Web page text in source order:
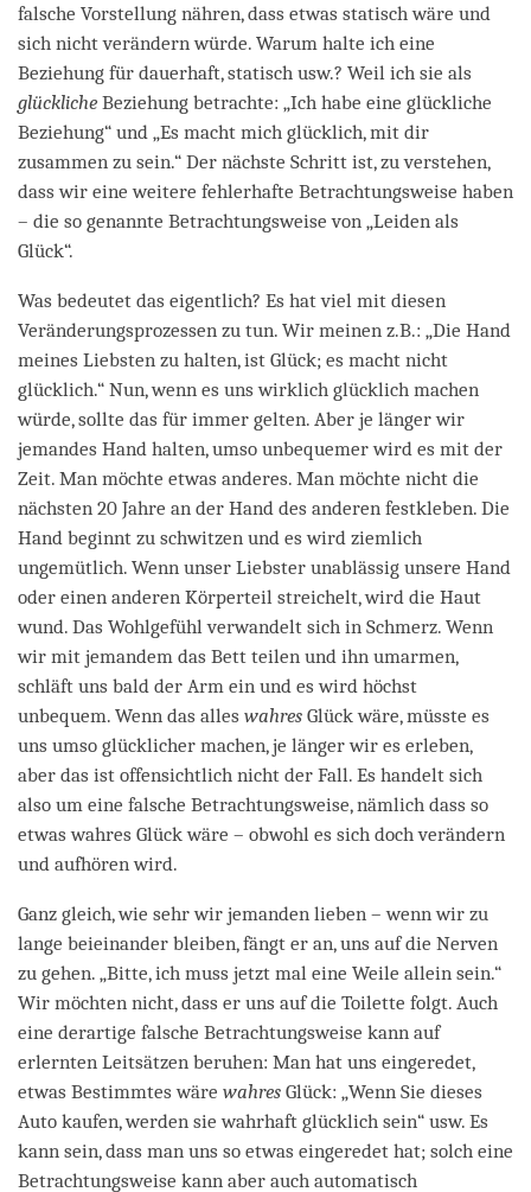
falsche Vorstellung nähren, dass etwas statisch wäre und
sich nicht verändern würde. Warum halte ich eine
Beziehung für dauerhaft, statisch usw.? Weil ich sie als
glückliche Beziehung betrachte: „Ich habe eine glückliche
Beziehung“ und „Es macht mich glücklich, mit dir
zusammen zu sein.“ Der nächste Schritt ist, zu verstehen,
dass wir eine weitere fehlerhafte Betrachtungsweise haben
– die so genannte Betrachtungsweise von „Leiden als
Glück“.
Was bedeutet das eigentlich? Es hat viel mit diesen
Veränderungsprozessen zu tun. Wir meinen z.B.: „Die Hand
meines Liebsten zu halten, ist Glück; es macht nicht
glücklich.“ Nun, wenn es uns wirklich glücklich machen
würde, sollte das für immer gelten. Aber je länger wir
jemandes Hand halten, umso unbequemer wird es mit der
Zeit. Man möchte etwas anderes. Man möchte nicht die
nächsten 20 Jahre an der Hand des anderen festkleben. Die
Hand beginnt zu schwitzen und es wird ziemlich
ungemütlich. Wenn unser Liebster unablässig unsere Hand
oder einen anderen Körperteil streichelt, wird die Haut
wund. Das Wohlgefühl verwandelt sich in Schmerz. Wenn
wir mit jemandem das Bett teilen und ihn umarmen,
schläft uns bald der Arm ein und es wird höchst
unbequem. Wenn das alles wahres Glück wäre, müsste es
uns umso glücklicher machen, je länger wir es erleben,
aber das ist offensichtlich nicht der Fall. Es handelt sich
also um eine falsche Betrachtungsweise, nämlich dass so
etwas wahres Glück wäre – obwohl es sich doch verändern
und aufhören wird.
Ganz gleich, wie sehr wir jemanden lieben – wenn wir zu
lange beieinander bleiben, fängt er an, uns auf die Nerven
zu gehen. „Bitte, ich muss jetzt mal eine Weile allein sein.“
Wir möchten nicht, dass er uns auf die Toilette folgt. Auch
eine derartige falsche Betrachtungsweise kann auf
erlernten Leitsätzen beruhen: Man hat uns eingeredet,
etwas Bestimmtes wäre wahres Glück: „Wenn Sie dieses
Auto kaufen, werden sie wahrhaft glücklich sein“ usw. Es
kann sein, dass man uns so etwas eingeredet hat; solch eine
Betrachtungsweise kann aber auch automatisch